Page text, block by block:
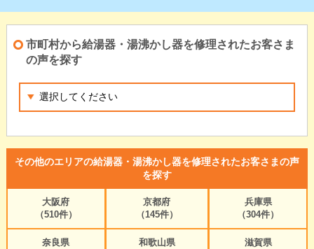
市町村から給湯器・湯沸かし器を修理されたお客さま
の声を探す
その他のエリアの給湯器・湯沸かし器を修理されたお客さまの声
を探す
大阪府
（510件）
京都府
（145件）
兵庫県
（304件）
奈良県
和歌山県
滋賀県